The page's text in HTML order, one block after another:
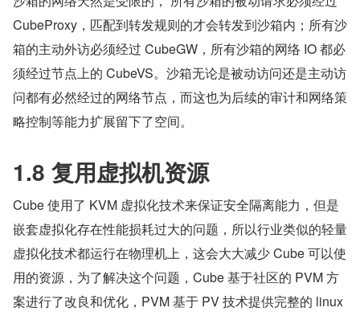
CubeProxy，匹配到转发规则的才会转发到沙箱内；所有沙
箱的主动外访必须经过 CubeGW，所有沙箱的网络 IO 都必
须经过节点上的 CubeVS。沙箱无论是被动访问还是主动访
问都有必然经过的网络节点，而这也为后续的审计和网络策
略控制等能力扩展留下了空间。
1.8 复用虚拟机资源
Cube 使用了 KVM 虚拟化技术来保证安全隔离能力，但是
嵌套虚拟化存在性能损耗过大的问题，所以行业类似的轻量
虚拟化技术都运行在物理机上，这会大大减少 Cube 可以使
用的资源，为了解决这个问题，Cube 基于社区的 PVM 方
案进行了改良和优化，PVM 基于 PV 技术提供完整的 linux